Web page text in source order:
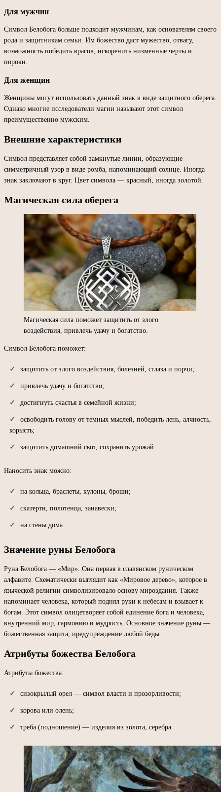
Для мужчин
Символ Белобога больше подходит мужчинам, как основателям своего
рода и защитникам семьи. Им божество даст мужество, отвагу,
возможность победить врагов, искоренить низменные черты и
пороки.
Для женщин
Женщины могут использовать данный знак в виде защитного оберега.
Однако многие исследователи магии называют этот символ
преимущественно мужским.
Внешние характеристики
Символ представляет собой замкнутые линии, образующие
симметричный узор в виде ромба, напоминающий солнце. Иногда
знак заключают в круг. Цвет символа — красный, иногда золотой.
Магическая сила оберега
Магическая сила поможет защитить от злого
воздействия, привлечь удачу и богатство.
Символ Белобога поможет:
защитить от злого воздействия, болезней, сглаза и порчи;
привлечь удачу и богатство;
достигнуть счастья в семейной жизни;
освободить голову от темных мыслей, победить лень, алчность,
корысть;
защитить домашний скот, сохранить урожай.
Наносить знак можно:
на кольца, браслеты, кулоны, броши;
скатерти, полотенца, занавески;
на стены дома.
Значение руны Белобога
Руна Белобога — «Мир». Она первая в славянском руническом
алфавите. Схематически выглядит как «Мировое дерево», которое в
языческой религии символизировало основу мироздания. Также
напоминает человека, который поднял руки к небесам и взывает к
богам. Этот символ олицетворяет собой единение бога и человека,
внутренний мир, гармонию и мудрость. Основное значение руны —
божественная защита, предупреждение любой беды.
Атрибуты божества Белобога
Атрибуты божества:
сизокрылый орел — символ власти и прозорливости;
корова или олень;
треба (подношение) — изделия из золота, серебра.